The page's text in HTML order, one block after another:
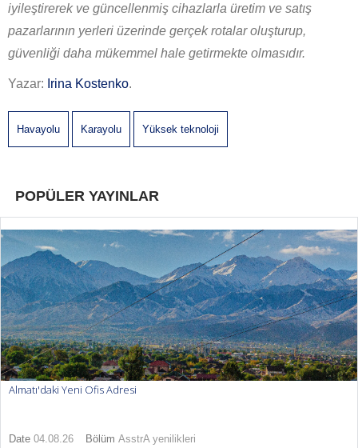
iyileştirerek ve güncellenmiş cihazlarla üretim ve satış
pazarlarının yerleri üzerinde gerçek rotalar oluşturup,
güvenliği daha mükemmel hale getirmekte olmasıdır.
Yazar: Irina Kostenko.
Havayolu Karayolu Yüksek teknoloji
POPÜLER YAYINLAR
Almatı'daki Yeni Ofis Adresi
Date 04.08.26 Bölüm AsstrA yenilikleri